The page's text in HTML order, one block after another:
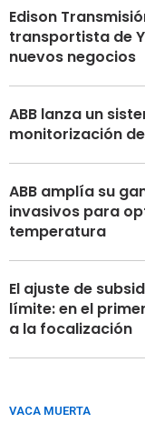
Edison
transportista de
nuevos negocios
ABB lanza un
monitorización
ABB amplía su
invasivos para
temperatura
El ajuste de
límite: en el
a la focalización
VACA MUERTA